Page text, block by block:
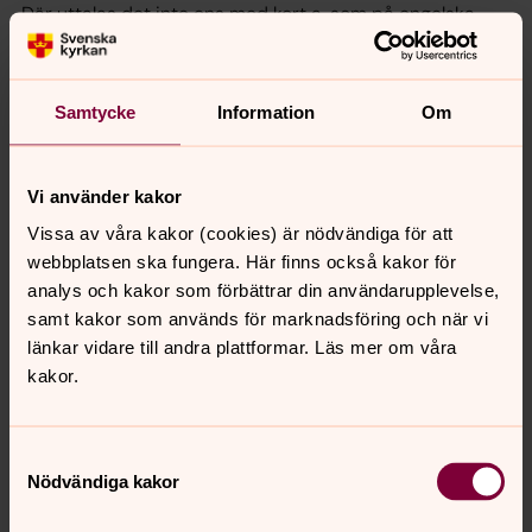
Samtycke Information Om
Vi använder kakor
Vissa av våra kakor (cookies) är nödvändiga för att
webbplatsen ska fungera. Här finns också kakor för
analys och kakor som förbättrar din användarupplevelse,
samt kakor som används för marknadsföring och när vi
länkar vidare till andra plattformar. Läs mer om våra
kakor.
Nödvändiga kakor
Där uttalas det inte ens med kort a, som på engelska,
utan med ett svenskt kort u.
Att Sverige har så många svordomar som är kopplade till
religion förbryllar henne:
Förklaringen ligger långt bak i tiden, menar Lars-Gunnar
Andersson, professor emeritus i modern svenska vid
Göteborgs universitet. Han har länge studerat
svordomar och kraftuttryck.
– Man brukar säga att katoliker svär uppåt, protestanter
nedåt.
krydda svordomarna med. Protestanter får ta hjälp av
kroppsutsöndringar har inte behövts.